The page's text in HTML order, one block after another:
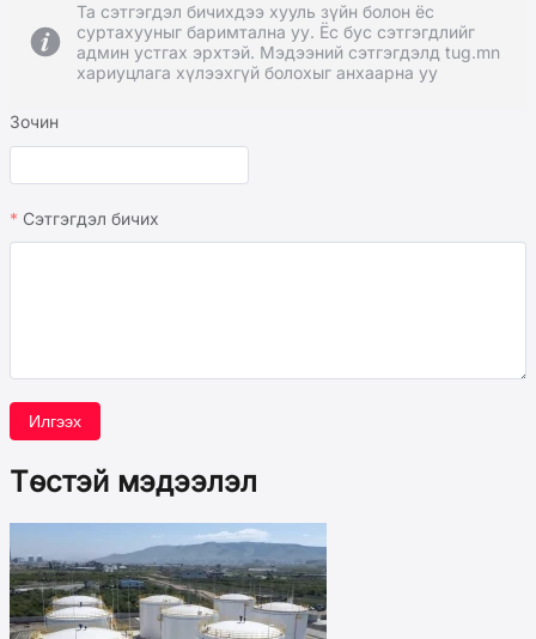
Та сэтгэгдэл бичихдээ хууль зүйн болон ёс
суртахууныг баримтална уу. Ёс бус сэтгэгдлийг
админ устгах эрхтэй. Мэдээний сэтгэгдэлд tug.mn
хариуцлага хүлээхгүй болохыг анхаарна уу
Зочин
Сэтгэгдэл бичих
Илгээх
Төстэй мэдээлэл